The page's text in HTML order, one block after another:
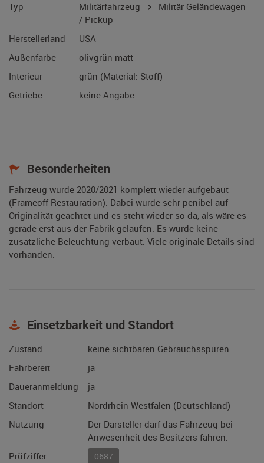
Typ
Militärfahrzeug
Militär Geländewagen
/ Pickup
Herstellerland
USA
Außenfarbe
olivgrün-matt
Interieur
grün (Material: Stoff)
Getriebe
keine Angabe
Besonderheiten
Fahrzeug wurde 2020/2021 komplett wieder aufgebaut
(Frameoff-Restauration). Dabei wurde sehr penibel auf
Originalität geachtet und es steht wieder so da, als wäre es
gerade erst aus der Fabrik gelaufen. Es wurde keine
zusätzliche Beleuchtung verbaut. Viele originale Details sind
vorhanden.
Einsetzbarkeit und Standort
Zustand
keine sichtbaren Gebrauchsspuren
Fahrbereit
ja
Daueranmeldung
ja
Standort
Nordrhein-Westfalen (Deutschland)
Nutzung
Der Darsteller darf das Fahrzeug bei
Anwesenheit des Besitzers fahren.
Prüfziffer
0687